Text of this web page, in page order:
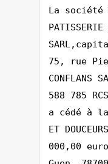
La société
75, rue
CONFLANS
588 785
a cédé à la
ET
000,00